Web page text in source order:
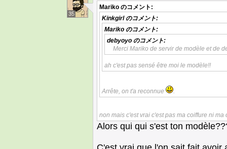
35
Mariko のコメント:
Kinkgirlのコメント:
Mariko のコメント:
debyoyo のコメント:
Merci Mariko de servir de modèle et de
ah c'est pas sensé être moi le modèle!!
Arrête, on t'a reconnue .
non mais c'est vrai c'est pas ma coiffure ni ma
Alors qui qui s'est ton